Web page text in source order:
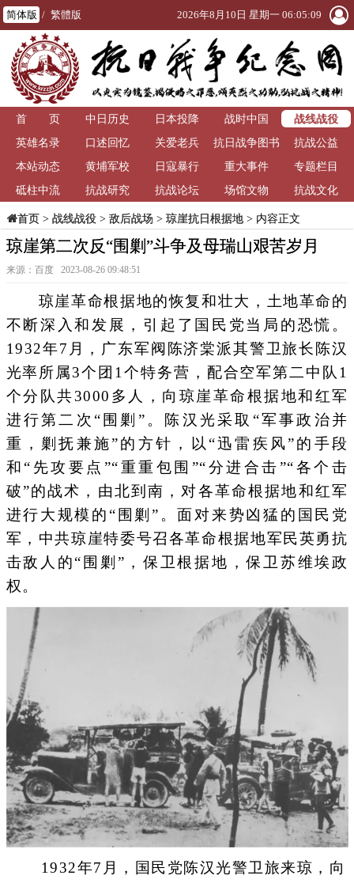
简体版 / 繁體版 2026年8月10日 星期一 06:05:10
首 页 中日历史 日本投降 战时中国
战线战役
英雄名录
口述回忆 关爱老兵
抗日战争图书
馆
抗战公益
本站动态
黄埔军校 日寇暴行 重大事件
专题栏目
砥柱中流
抗战研究 抗战论坛 场馆文物 抗战文化
首页> 战线战役> 敌后战场 > 琼崖抗日根据地> 内容正文
琼崖第二次反“围剿”斗争及母瑞山艰苦岁月
来源：百度 2023-08-26 09:48:51
琼崖革命根据地的恢复和壮大，土地革命的
不断深入和发展，引起了国民党当局的恐慌。
1932年7月，广东军阀陈济棠派其警卫旅长陈汉
光率所属3个团1个特务营，配合空军第二中队1
个分队共3000多人，向琼崖革命根据地和红军
进行第二次“围剿”。陈汉光采取“军事政治并
重，剿抚兼施”的方针，以“迅雷疾风”的手段
和“先攻要点”“重重包围”“分进合击”“各个击
破”的战术，由北到南，对各革命根据地和红军
进行大规模的“围剿”。面对来势凶猛的国民党
军，中共琼崖特委号召各革命根据地军民英勇抗
击敌人的“围剿”，保卫根据地，保卫苏维埃政
权。
1932年7月，国民党陈汉光警卫旅来琼，向